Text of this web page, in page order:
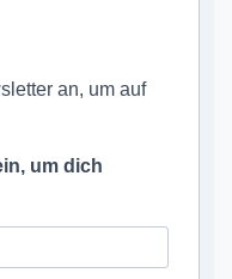
an, um auf
um dich